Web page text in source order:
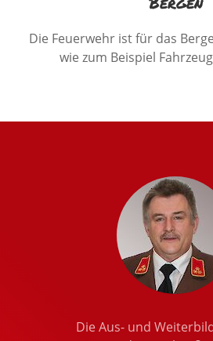
Die Feuerwehr ist für das
wie zum Beispiel
Die Aus- und